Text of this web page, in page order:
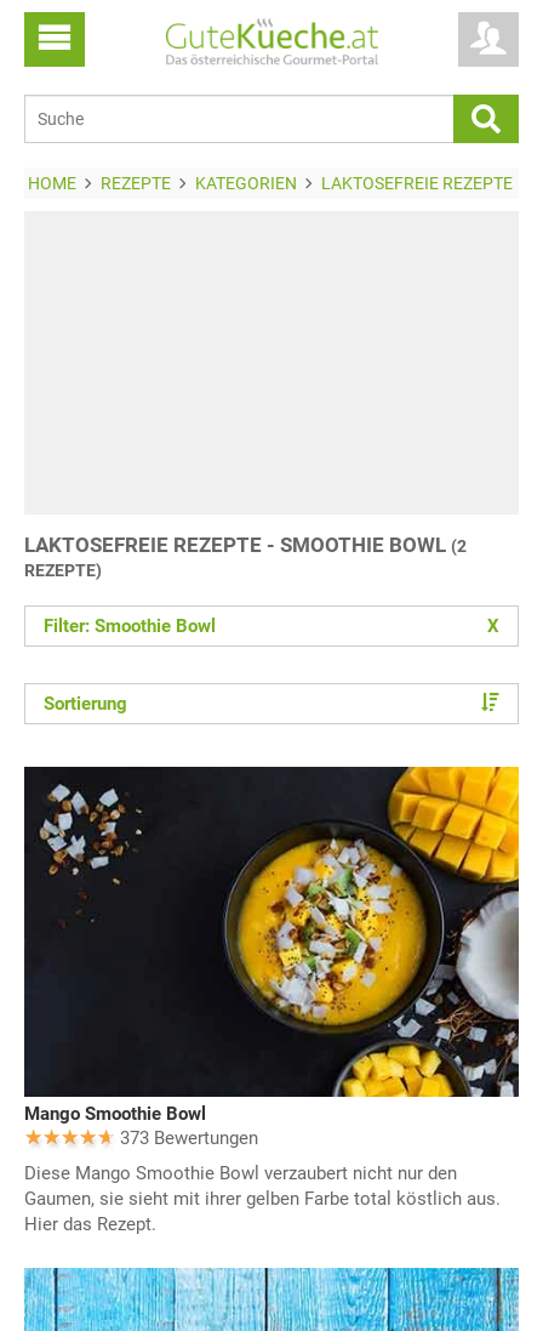
HOME REZEPTE KATEGORIEN LAKTOSEFREIE REZEPTE
LAKTOSEFREIE REZEPTE - SMOOTHIE BOWL (2
REZEPTE)
Filter: Smoothie Bowl X
Sortierung
Mango Smoothie Bowl
373 Bewertungen
Diese Mango Smoothie Bowl verzaubert nicht nur den
Gaumen, sie sieht mit ihrer gelben Farbe total köstlich aus.
Hier das Rezept.